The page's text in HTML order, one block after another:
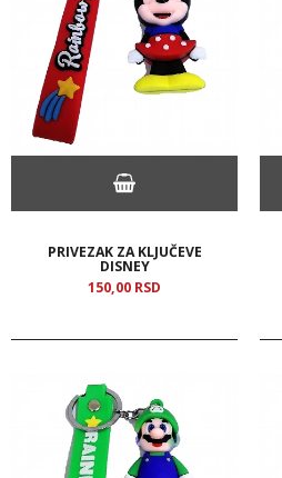
PRIVEZAK ZA KLJUČEVE
DISNEY
150,00 RSD